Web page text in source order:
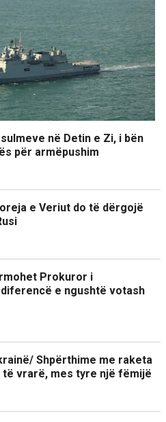
në Detin e Zi, i bën
për armëpushim
e Veriut do të dërgojë
Prokuror i
e ngushtë votash
Shpërthime me raketa
vrarë, mes tyre një fëmijë